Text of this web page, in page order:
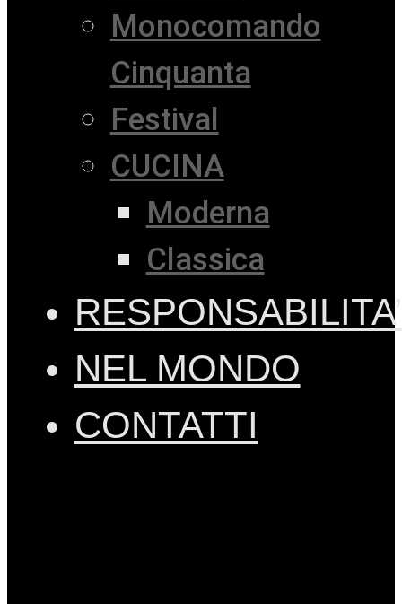
Monocomando
Cinquanta
Festival
CUCINA
Moderna
Classica
RESPONSABILITA’
NEL MONDO
CONTATTI